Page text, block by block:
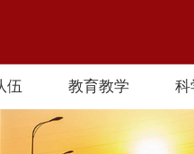
伍 教育教学 科